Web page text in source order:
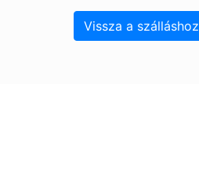
Vissza a szálláshoz